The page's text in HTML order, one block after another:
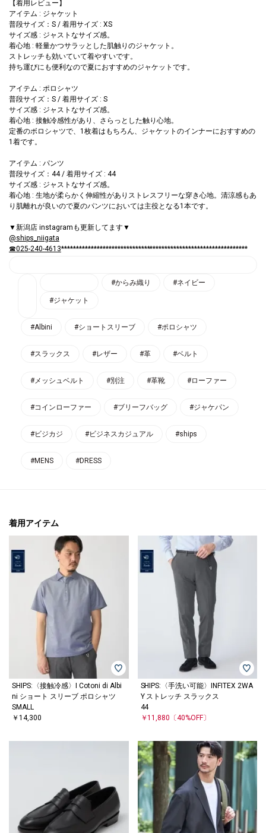
【着用レビュー】
アイテム : ジャケット
普段サイズ：S / 着用サイズ : XS
サイズ感 : ジャストなサイズ感。
着心地 : 軽量かつサラッとした肌触りのジャケット。
ストレッチも効いていて着やすいです。
持ち運びにも便利なので夏におすすめのジャケットです。
アイテム : ポロシャツ
普段サイズ：S / 着用サイズ : S
サイズ感 : ジャストなサイズ感。
着心地 : 接触冷感性があり、さらっとした触り心地。
定番のボロシャツで、1枚着はもちろん、ジャケットのインナーにおすすめの
1着です。
アイテム : パンツ
普段サイズ：44 / 着用サイズ : 44
サイズ感 : ジャストなサイズ感。
着心地 : 生地が柔らかく伸縮性がありストレスフリーな穿き心地。清涼感もあ
り肌離れが良いので夏のパンツにおいては主役となる1本です。
▼新潟店 instagramも更新してます▼
@ships_niigata
☎025-240-4613***************************************************************
#ジャケット
#からみ織り #ネイビー
#Albini #ショートスリーブ #ポロシャツ
#スラックス #レザー #革 #ベルト
#メッシュベルト #別注 #革靴 #ローファー
#コインローファー #ブリーフバッグ #ジャケパン
#ビジカジ #ビジネスカジュアル #ships
#MENS #DRESS
着用アイテム
SHIPS:〈接触冷感〉I Cotoni di Albi
ni ショート スリーブ ポロシャツ
SMALL
￥14,300
SHIPS:〈手洗い可能〉INFITEX 2WA
Y ストレッチ スラックス
44
￥11,880 〔40%OFF〕